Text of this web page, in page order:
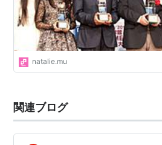
natalie.mu
関連ブログ